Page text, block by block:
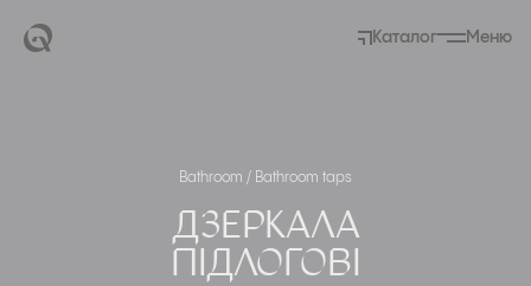
Каталог Меню
Bathroom / Bathroom taps
Дзеркала
підлогові